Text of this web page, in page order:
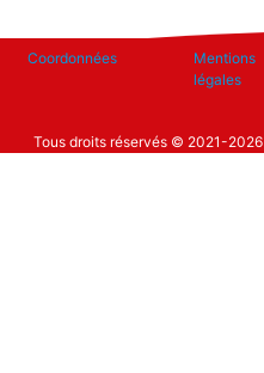
Coordonnées
Mentions
légales
Tous droits réservés © 2021-2026